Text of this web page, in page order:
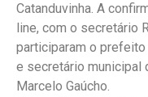
Catanduvinha. A
line, com o secretário
participaram o
e secretário municipal
Marcelo Gaúcho.